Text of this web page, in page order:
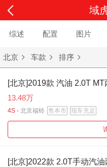
域
综述 配置 图片
北京 车款 排序
[北京]2019款 汽油 2.0T MT
13.48万
4S - 北京福铃 售本市 现车充足
[北京]2022款 2.0T手动汽